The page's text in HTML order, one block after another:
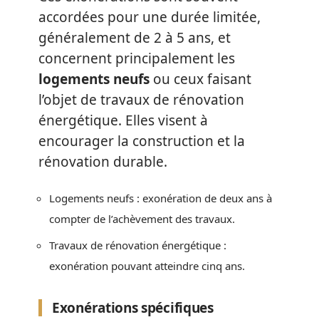
accordées pour une durée limitée,
généralement de 2 à 5 ans, et
concernent principalement les
logements neufs ou ceux faisant
l’objet de travaux de rénovation
énergétique. Elles visent à
encourager la construction et la
rénovation durable.
Logements neufs : exonération de deux ans à
compter de l’achèvement des travaux.
Travaux de rénovation énergétique :
exonération pouvant atteindre cinq ans.
Exonérations spécifiques